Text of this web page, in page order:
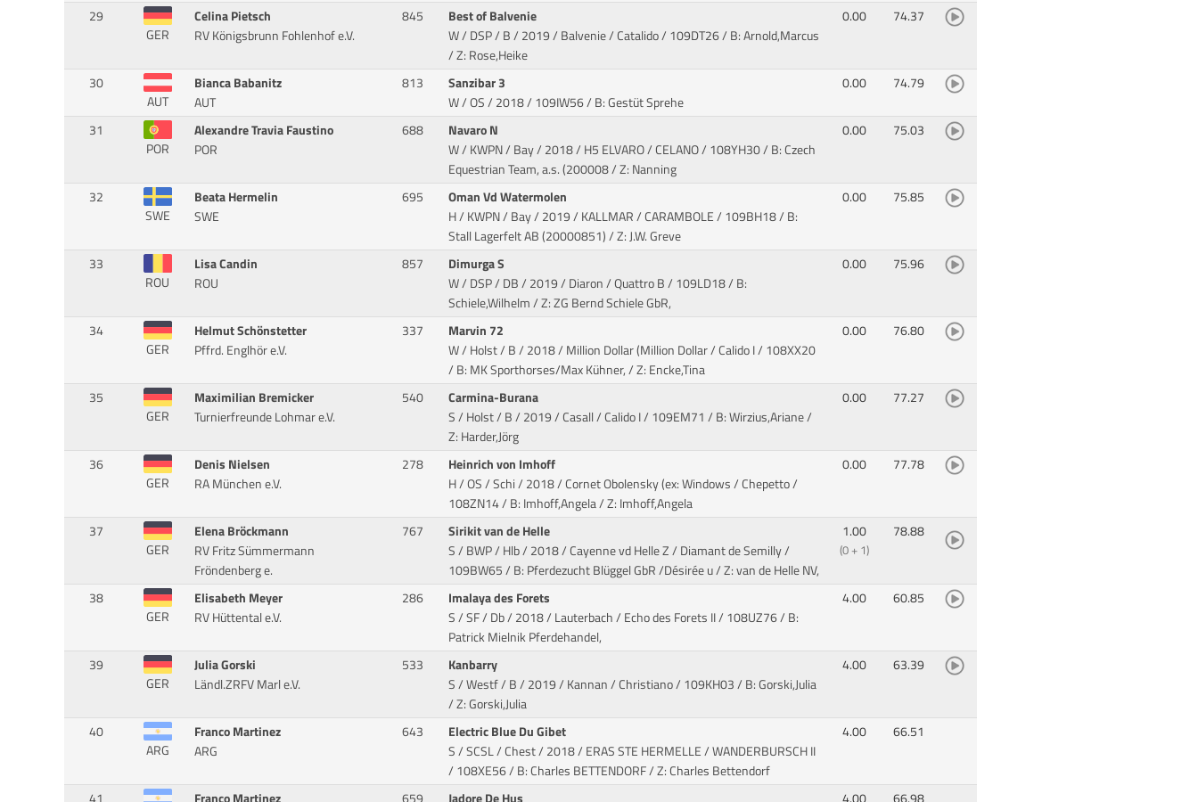
29
GER
Celina Pietsch
RV Königsbrunn Fohlenhof e.V.
845
Best of Balvenie
W / DSP / B / 2019 / Balvenie / Catalido/ 109DT26 / B: Arnold,Marcus
/ Z: Rose,Heike
0.00 74.37
30
AUT
Bianca Babanitz
AUT
813
Sanzibar 3
W / OS / 2018/ 109IW56 / B: Gestüt Sprehe
0.00 74.79
31
POR
Alexandre Travia Faustino
POR
688
Navaro N
W / KWPN / Bay / 2018 / H5 ELVARO / CELANO/ 108YH30 / B: Czech
Equestrian Team, a.s. (200008 / Z: Nanning
0.00 75.03
32
SWE
Beata Hermelin
SWE
695
Oman Vd Watermolen
H / KWPN / Bay / 2019 / KALLMAR / CARAMBOLE/ 109BH18 / B:
Stall Lagerfelt AB (20000851) / Z: J.W. Greve
0.00 75.85
33
ROU
Lisa Candin
ROU
857
Dimurga S
W / DSP / DB / 2019 / Diaron / Quattro B/ 109LD18 / B:
Schiele,Wilhelm / Z: ZG Bernd Schiele GbR,
0.00 75.96
34
GER
Helmut Schönstetter
Pffrd. Englhör e.V.
337
Marvin 72
W / Holst / B / 2018 / Million Dollar (Million Dollar / Calido I/ 108XX20
/ B: MK Sporthorses/Max Kühner, / Z: Encke,Tina
0.00 76.80
35
GER
Maximilian Bremicker
Turnierfreunde Lohmar e.V.
540
Carmina-Burana
S / Holst / B / 2019 / Casall / Calido I/ 109EM71 / B: Wirzius,Ariane /
Z: Harder,Jörg
0.00 77.27
36
GER
Denis Nielsen
RA München e.V.
278
Heinrich von Imhoff
H / OS / Schi / 2018 / Cornet Obolensky (ex: Windows / Chepetto/
108ZN14 / B: Imhoff,Angela / Z: Imhoff,Angela
0.00 77.78
37
GER
Elena Bröckmann
RV Fritz Sümmermann
Fröndenberg e.
767
Sirikit van de Helle
S / BWP / Hlb / 2018 / Cayenne vd Helle Z / Diamant de Semilly/
109BW65 / B: Pferdezucht Blüggel GbR /Désirée u / Z: van de Helle NV,
1.00
(0 + 1)
78.88
38
GER
Elisabeth Meyer
RV Hüttental e.V.
286
Imalaya des Forets
S / SF / Db / 2018 / Lauterbach / Echo des Forets II/ 108UZ76 / B:
Patrick Mielnik Pferdehandel,
4.00 60.85
39
GER
Julia Gorski
Ländl.ZRFV Marl e.V.
533
Kanbarry
S / Westf / B / 2019 / Kannan / Christiano/ 109KH03 / B: Gorski,Julia
/ Z: Gorski,Julia
4.00 63.39
40
ARG
Franco Martinez
ARG
643
Electric Blue Du Gibet
S / SCSL / Chest / 2018 / ERAS STE HERMELLE / WANDERBURSCH II
/ 108XE56 / B: Charles BETTENDORF / Z: Charles Bettendorf
4.00 66.51